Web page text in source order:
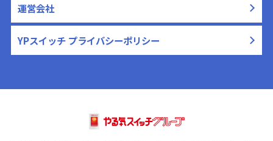
運営会社
YPスイッチ プライバシーポリシー